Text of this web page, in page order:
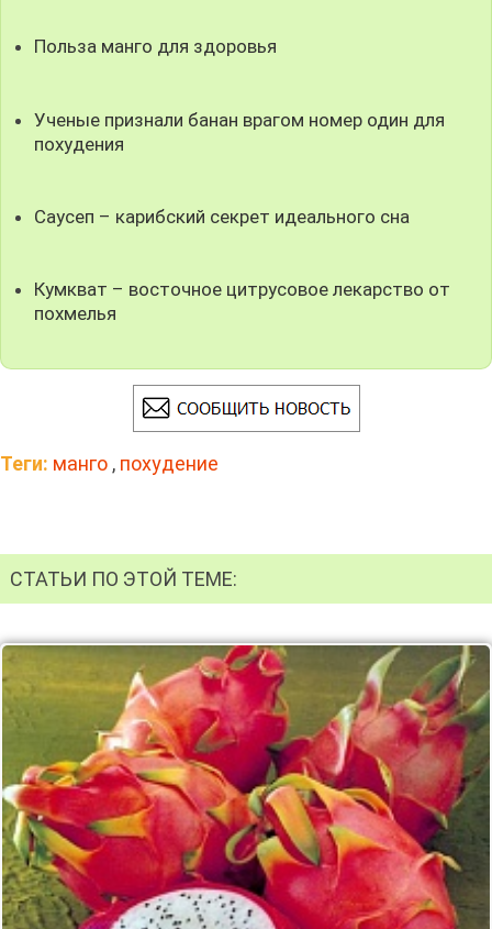
Польза манго для здоровья
Ученые признали банан врагом номер один для
похудения
Саусеп – карибский секрет идеального сна
Кумкват – восточное цитрусовое лекарство от
похмелья
Теги: манго , похудение
СТАТЬИ ПО ЭТОЙ ТЕМЕ: